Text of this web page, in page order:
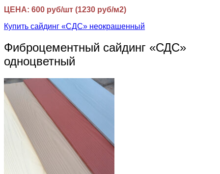
ЦЕНА: 600 руб/шт (1230 руб/м2)
Купить сайдинг «СДС» неокрашенный
Фиброцементный сайдинг «СДС»
одноцветный